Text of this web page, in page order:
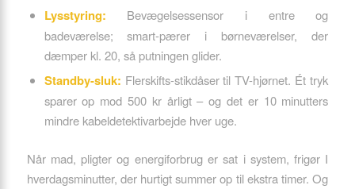
Lysstyring: Bevægelsessensor i entre og
badeværelse; smart-pærer i børneværelser, der
dæmper kl. 20, så putningen glider.
Standby-sluk: Flerskifts-stikdåser til TV-hjørnet. Ét tryk
sparer op mod 500 kr årligt – og det er 10 minutters
mindre kabel­detektivarbejde hver uge.
Når mad, pligter og energiforbrug er sat i system, frigør I
hverdagsminutter, der hurtigt summer op til ekstra timer. Og